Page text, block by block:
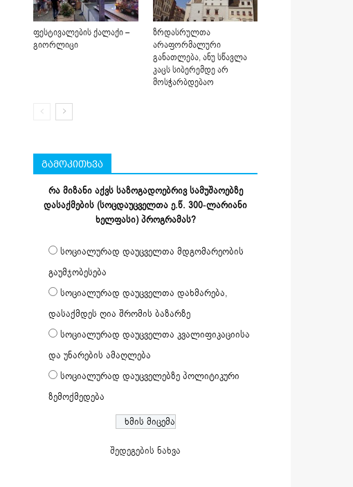
ფესტივალების ქალაქი –
გიორლიცი
ზრდასრულთა
არაფორმალური
განათლება, ანუ სწავლა
კაცს სიბერემდე არ
მოსჭარბდებაო
გამოკითხვა
რა მიზანი აქვს საზოგადოებრივ სამუშაოებზე
დასაქმების (სოცდაუცველთა ე.წ. 300-ლარიანი
ხელფასი) პროგრამას?
სოციალურად დაუცველთა მდგომარეობის
გაუმჯობესება
სოციალურად დაუცველთა დახმარება,
დასაქმდეს ღია შრომის ბაზარზე
სოციალურად დაუცველთა კვალიფიკაციისა
და უნარების ამაღლება
სოციალურად დაუცველებზე პოლიტიკური
ზემოქმედება
შედეგების ნახვა